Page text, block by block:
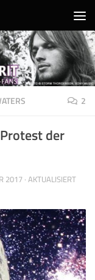
2
der
2017 · AKTUALISIERT